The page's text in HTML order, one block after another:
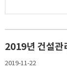
2019년 건설관
2019-11-22